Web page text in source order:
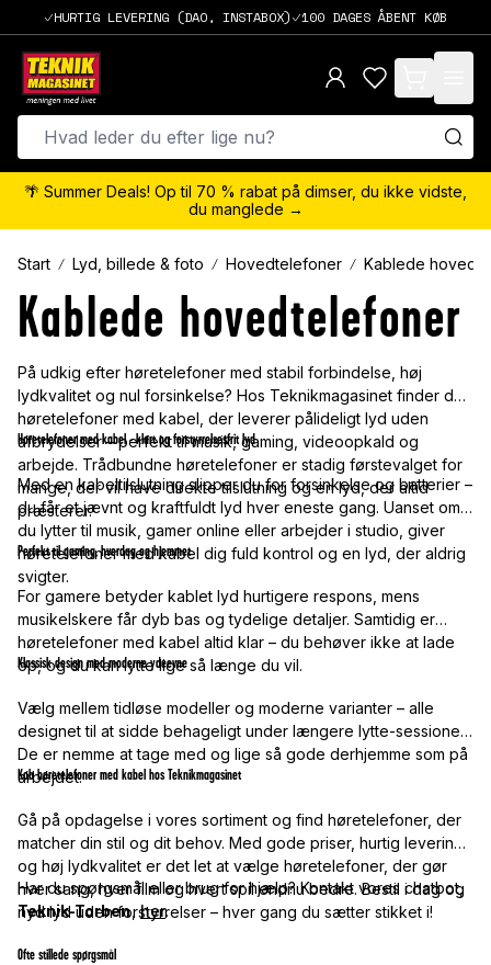
HURTIG LEVERING (DAO, INSTABOX) 100 DAGES ÅBENT KØB
items in cart,
🌴 Summer Deals! Op til 70 % rabat på dimser, du ikke vidste,
du manglede →
Start Lyd, billede & foto Hovedtelefoner Kablede
Kablede hovedtelefoner
På udkig efter høretelefoner med stabil forbindelse, høj
lydkvalitet og nul forsinkelse? Hos Teknikmagasinet finder du
høretelefoner med kabel, der leverer pålideligt lyd uden
afbrydelser – perfekt til musik, gaming, videoopkald og
arbejde. Trådbundne høretelefoner er stadig førstevalget for
mange, der vil have direkte tilslutning og en lyd, der altid
præsterer.
Høretelefoner med kabel - klart og forstyrrelsesfrit lyd
Med en kabeltilslutning slipper du for forsinkelse og batterier –
du får et jævnt og kraftfuldt lyd hver eneste gang. Uanset om
du lytter til musik, gamer online eller arbejder i studio, giver
høretelefoner med kabel dig fuld kontrol og en lyd, der aldrig
svigter.
Perfekt til gaming, hverdag og hjemmet
For gamere betyder kablet lyd hurtigere respons, mens
musikelskere får dyb bas og tydelige detaljer. Samtidig er
høretelefoner med kabel altid klar – du behøver ikke at lade
op, og du kan lytte lige så længe du vil.
Klassisk design med moderne ydeevne
Vælg mellem tidløse modeller og moderne varianter – alle
designet til at sidde behageligt under længere lytte-sessioner.
De er nemme at tage med og lige så gode derhjemme som på
arbejdet.
Køb høretelefoner med kabel hos Teknikmagasinet
Gå på opdagelse i vores sortiment og find høretelefoner, der
matcher din stil og dit behov. Med gode priser, hurtig levering
og høj lydkvalitet er det let at vælge høretelefoner, der gør
hver sang, hver film og hvert spil endnu bedre. Bestil i dag og
nyd lyd uden forstyrrelser – hver gang du sætter stikket i!
Har du spørgsmål eller brug for hjælp? Kontakt vores chatbot,
Teknik-Torben,her.
Ofte stillede spørgsmål